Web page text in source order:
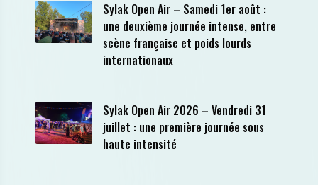
Sylak Open Air – Samedi 1er août :
une deuxième journée intense, entre
scène française et poids lourds
internationaux
Sylak Open Air 2026 – Vendredi 31
juillet : une première journée sous
haute intensité